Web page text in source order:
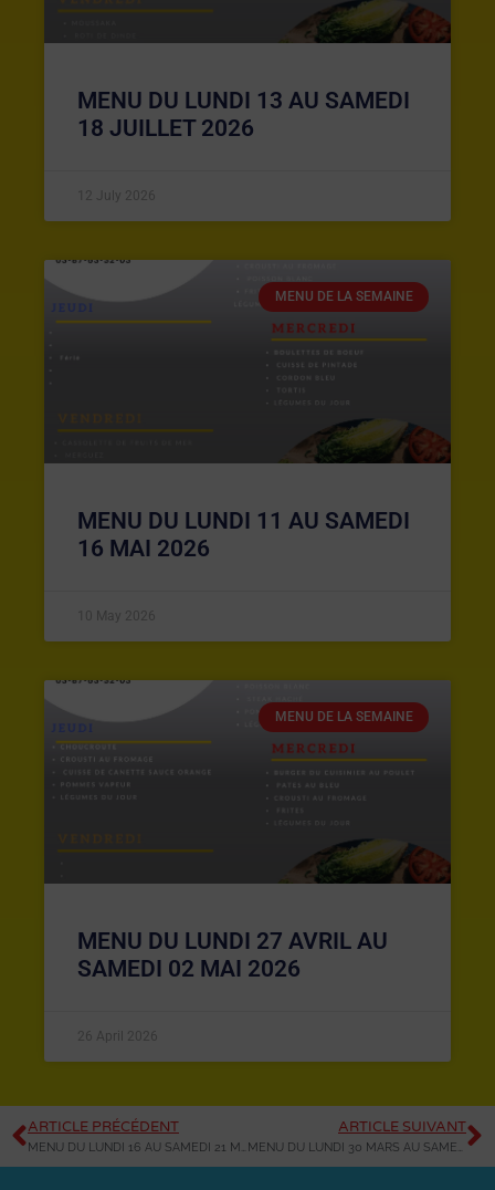
MENU DU LUNDI 13 AU SAMEDI
18 JUILLET 2026
12 July 2026
MENU DE LA SEMAINE
MENU DU LUNDI 11 AU SAMEDI
16 MAI 2026
10 May 2026
MENU DE LA SEMAINE
MENU DU LUNDI 27 AVRIL AU
SAMEDI 02 MAI 2026
26 April 2026
ARTICLE PRÉCÉDENT
MENU DU LUNDI 16 AU SAMEDI 21 MARS 2026
ARTICLE SUIVANT
MENU DU LUNDI 30 MARS AU SAMEDI 04 AVRIL 2026